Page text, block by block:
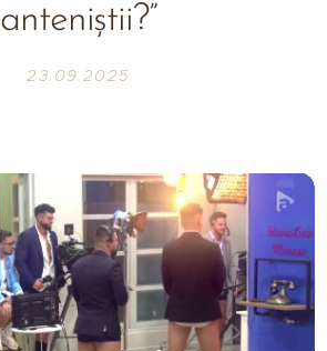
anteniștii?”
23.09.2025